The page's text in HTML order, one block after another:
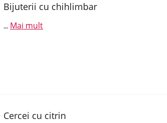
Bijuterii cu chihlimbar
... Mai mult
Cercei cu citrin